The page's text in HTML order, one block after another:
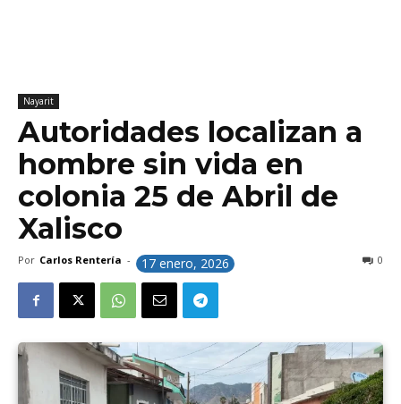
Nayarit
Autoridades localizan a
hombre sin vida en
colonia 25 de Abril de
Xalisco
Por Carlos Rentería - 17 enero, 2026 0